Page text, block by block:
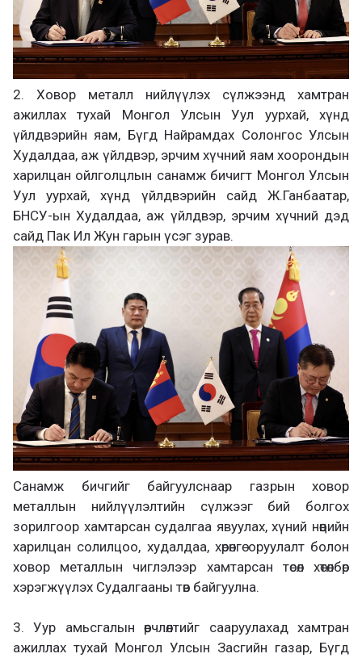
2. Ховор металл нийлүүлэх сүлжээнд хамтран
ажиллах тухай Монгол Улсын Уул уурхай, хүнд
үйлдвэрийн яам, Бүгд Найрамдах Солонгос Улсын
Худалдаа, аж үйлдвэр, эрчим хүчний яам хоорондын
харилцан ойлголцлын санамж бичигт Монгол Улсын
Уул уурхай, хүнд үйлдвэрийн сайд Ж.Ганбаатар,
БНСУ-ын Худалдаа, аж үйлдвэр, эрчим хүчний дэд
сайд Пак Ил Жун гарын үсэг зурав.
Санамж бичгийг байгуулснаар газрын ховор
металлын нийлүүлэлтийн сүлжээг бий болгох
зорилгоор хамтарсан судалгаа явуулах, хүний нөөцийн
харилцан солилцоо, худалдаа, хөрөнгө оруулалт болон
ховор металлын чиглэлээр хамтарсан төсөл хөтөлбөр
хэрэгжүүлэх Судалгааны төв байгуулна.
3. Уур амьсгалын өөрчлөлтийг сааруулахад хамтран
ажиллах тухай Монгол Улсын Засгийн газар, Бүгд